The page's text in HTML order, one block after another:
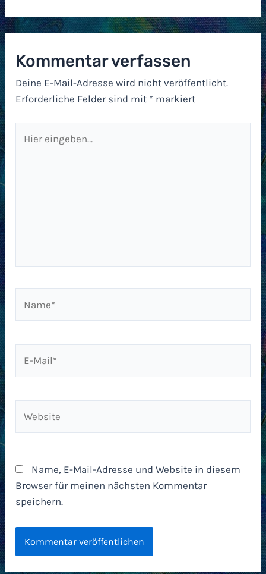
Kommentar verfassen
Deine E-Mail-Adresse wird nicht veröffentlicht.
Erforderliche Felder sind mit * markiert
eingeben…
Mail*
Name, E-Mail-Adresse und Website in diesem
Browser für meinen nächsten Kommentar
speichern.